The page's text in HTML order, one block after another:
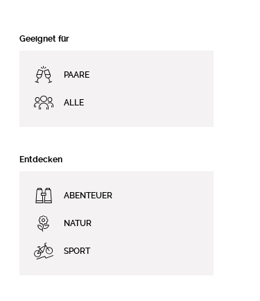
Geeignet für
PAARE
ALLE
Entdecken
ABENTEUER
NATUR
SPORT